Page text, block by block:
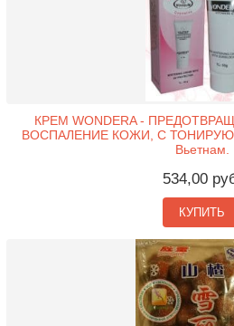
КРЕМ WONDERA -
ВОСПАЛЕНИЕ КОЖИ, C
Вьетнам.
534,00
КУПИТЬ